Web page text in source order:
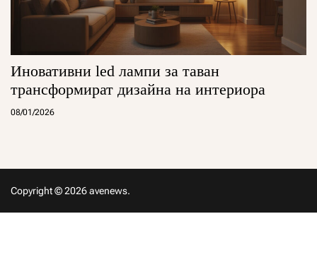
Иновативни led лампи за таван
трансформират дизайна на интериора
08/01/2026
Copyright © 2026 avenews.